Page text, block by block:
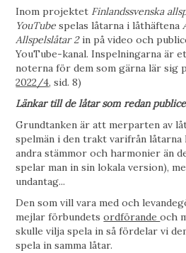
Inom projektet Finlandssvenska
YouTube spelas låtarna i låthäftena
Allspelslåtar 2in på video och
YouTube-kanal. Inspelningarna är
noterna för dem som gärna lär sig
2022/4, sid. 8)
Länkar till de låtar som redan
Grundtanken är att merparten av
spelmän i den trakt varifrån låtarna
andra stämmor och harmonier än
spelar man in sin lokala version),
undantag...
Den som vill vara med och
mejlar förbundetsordförandeoch
skulle vilja spela in så fördelar vi
spela in samma låtar.